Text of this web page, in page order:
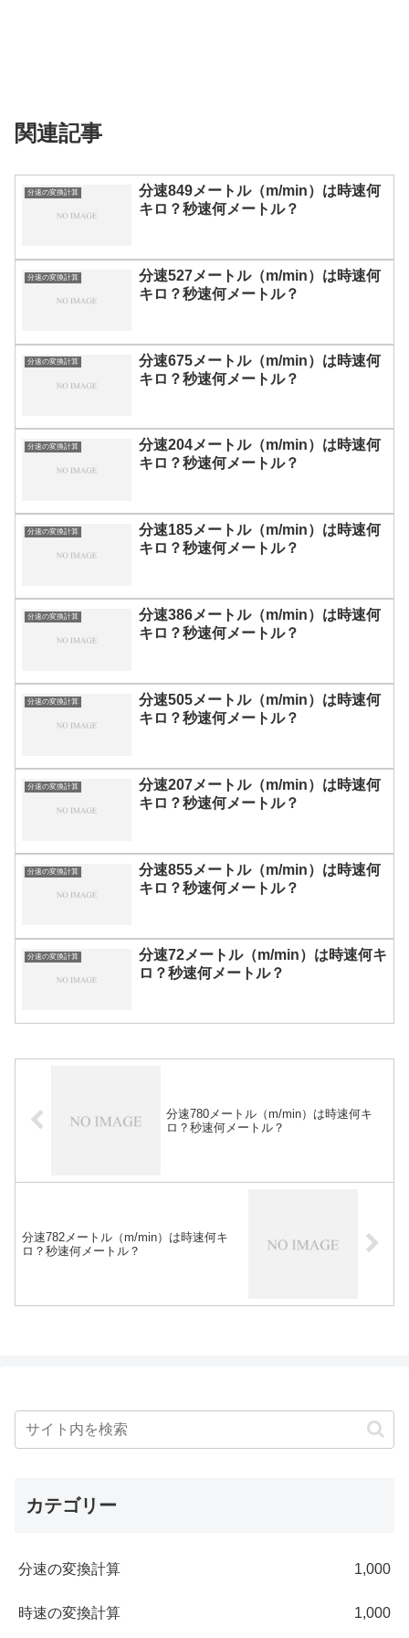
関連記事
分速の変換計算
分速849メートル（m/min）は時速何
キロ？秒速何メートル？
分速の変換計算
分速527メートル（m/min）は時速何
キロ？秒速何メートル？
分速の変換計算
分速675メートル（m/min）は時速何
キロ？秒速何メートル？
分速の変換計算
分速204メートル（m/min）は時速何
キロ？秒速何メートル？
分速の変換計算
分速185メートル（m/min）は時速何
キロ？秒速何メートル？
分速の変換計算
分速386メートル（m/min）は時速何
キロ？秒速何メートル？
分速の変換計算
分速505メートル（m/min）は時速何
キロ？秒速何メートル？
分速の変換計算
分速207メートル（m/min）は時速何
キロ？秒速何メートル？
分速の変換計算
分速855メートル（m/min）は時速何
キロ？秒速何メートル？
分速の変換計算
分速72メートル（m/min）は時速何キ
ロ？秒速何メートル？
分速780メートル（m/min）は時速何キ
ロ？秒速何メートル？
分速782メートル（m/min）は時速何キ
ロ？秒速何メートル？
カテゴリー
分速の変換計算 1,000
時速の変換計算 1,000